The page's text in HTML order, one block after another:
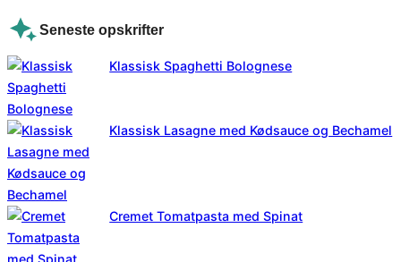
Seneste opskrifter
Klassisk Spaghetti Bolognese
Klassisk Lasagne med Kødsauce og Bechamel
Cremet Tomatpasta med Spinat